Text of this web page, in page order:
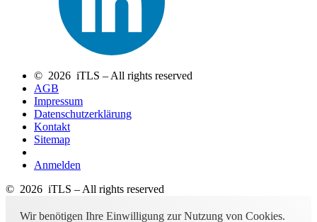
© 2026 iTLS – All rights reserved
AGB
Impressum
Datenschutzerklärung
Kontakt
Sitemap
Anmelden
© 2026 iTLS – All rights reserved
Wir benötigen Ihre Einwilligung zur Nutzung von Cookies.